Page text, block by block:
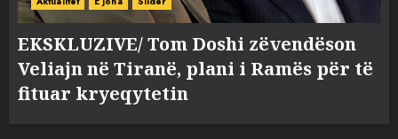
EKSKLUZIVE/ Tom Doshi zëvendëson
Veliajn në Tiranë, plani i Ramës për të
fituar kryeqytetin